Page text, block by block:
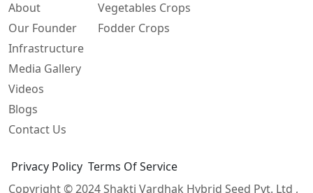
About
Our Founder
Infrastructure
Media Gallery
Videos
Blogs
Contact Us
Vegetables Crops
Fodder Crops
Privacy Policy Terms Of Service
Copyright © 2024Shakti Vardhak Hybrid Seed Pvt. Ltd ,